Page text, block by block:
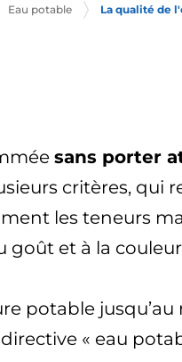
Eau potable La qualité de
sans porter
critères, qui
les teneurs
et à la
potable jusqu’au
« eau